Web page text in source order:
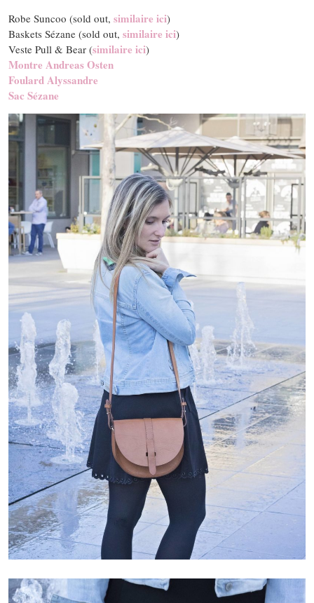
Robe Suncoo (sold out, similaire ici)
Baskets Sézane (sold out, similaire ici)
Veste Pull & Bear (similaire ici)
Montre Andreas Osten
Foulard Alyssandre
Sac Sézane